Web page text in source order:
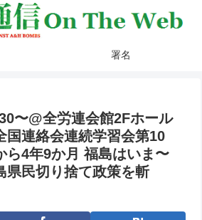
署名
〜@全労連会館2Fホール
国連絡会連続学習会第10
ら4年9か月 福島はいま〜
県民切り捨て政策を斬